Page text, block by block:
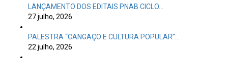
LANÇAMENTO DOS EDITAIS PNAB CICLO…
27 julho, 2026
PALESTRA “CANGAÇO E CULTURA POPULAR”…
22 julho, 2026